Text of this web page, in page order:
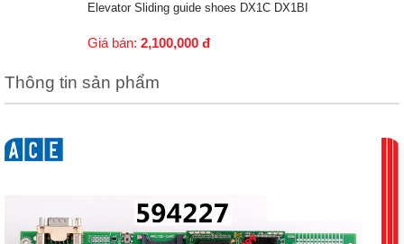
Elevator Sliding guide shoes DX1C DX1BI
2,100,000 đ
Thông tin sản phẩm